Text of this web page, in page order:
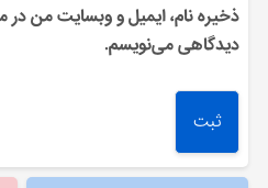
ذخیره نام، ایمیل و وبسایت من در
دیدگاهی می‌نویسم.